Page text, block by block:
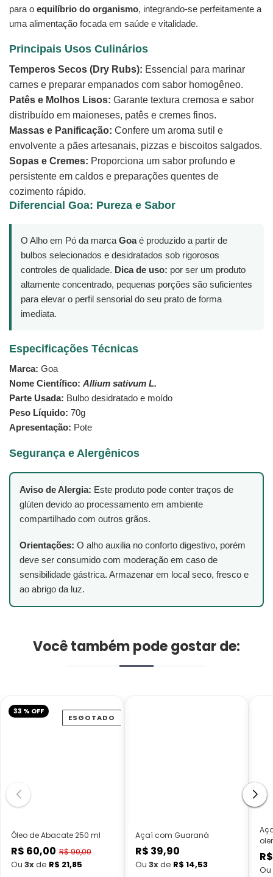
para o equilíbrio do organismo, integrando-se perfeitamente a
uma alimentação focada em saúde e vitalidade.
Principais Usos Culinários
Temperos Secos (Dry Rubs): Essencial para marinar
carnes e preparar empanados com sabor homogêneo.
Patês e Molhos Lisos: Garante textura cremosa e sabor
distribuído em maioneses, patês e cremes finos.
Massas e Panificação: Confere um aroma sutil e
envolvente a pães artesanais, pizzas e biscoitos salgados.
Sopas e Cremes: Proporciona um sabor profundo e
persistente em caldos e preparações quentes de
cozimento rápido.
Diferencial Goa: Pureza e Sabor
O Alho em Pó da marca Goaé produzido a partir de
bulbos selecionados e desidratados sob rigorosos
controles de qualidade. Dica de uso: por ser um produto
altamente concentrado, pequenas porções são suficientes
para elevar o perfil sensorial do seu prato de forma
imediata.
Especificações Técnicas
Marca: Goa
Nome Científico: Allium sativum L.
Parte Usada: Bulbo desidratado e moído
Peso Líquido: 70g
Apresentação: Pote
Segurança e Alergênicos
Aviso de Alergia: Este produto pode conter traços de
glúten devido ao processamento em ambiente
compartilhado com outros grãos.
Orientações: O alho auxilia no conforto digestivo, porém
deve ser consumido com moderação em caso de
sensibilidade gástrica. Armazenar em local seco, fresco e
ao abrigo da luz.
Você também pode gostar de:
ESGOTADO
Óleo de Abacate 250 ml
Preço
promocional
R$ 60,00
Preço
normal
R$ 90,00
33 % OFF
Ou 3xde R$ 21,85
Açaí com Guaraná
Preço
normal
R$ 39,90
Ou 3xde R$ 14,53 Ou